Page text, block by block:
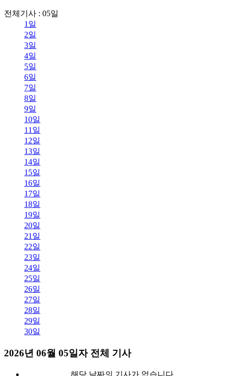
전체기사 : 05일
1일
2일
3일
4일
5일
6일
7일
8일
9일
10일
11일
12일
13일
14일
15일
16일
17일
18일
19일
20일
21일
22일
23일
24일
25일
26일
27일
28일
29일
30일
2026년 06월 05일자 전체 기사
해당 날짜의 기사가 없습니다.